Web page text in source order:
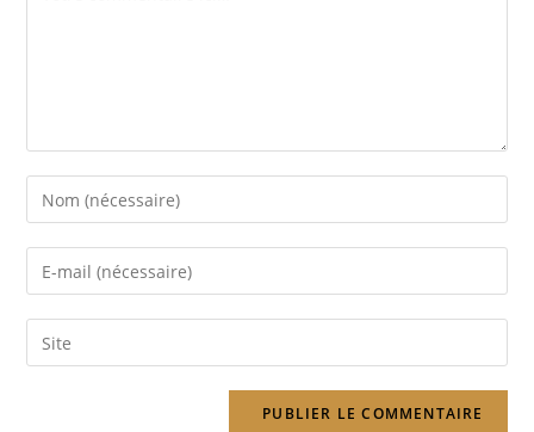
Enter
your
name
comment
Enter
your
email
address
Saisir
l’URL